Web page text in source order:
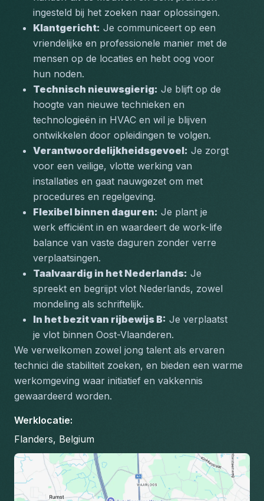
ingesteld bij het zoeken naar oplossingen.
Klantgericht: Je communiceert op een
vriendelijke en professionele manier met de
mensen op de locaties en hebt oog voor
hun noden.
Technisch nieuwsgierig: Je blijft op de
hoogte van nieuwe technieken en
technologieën in HVAC en wil je blijven
ontwikkelen door opleidingen te volgen.
Verantwoordelijkheidsgevoel: Je zorgt
voor een veilige, vlotte werking van
installaties en gaat nauwgezet om met
procedures en regelgeving.
Flexibel binnen daguren: Je plant je
werk efficiënt in en waardeert de work-life
balance van vaste daguren zonder verre
verplaatsingen.
Taalvaardig in het Nederlands: Je
spreekt en begrijpt vlot Nederlands, zowel
mondeling als schriftelijk.
In het bezit van rijbewijs B: Je verplaatst
je vlot binnen Oost-Vlaanderen.
We verwelkomen zowel jong talent als ervaren
technici die stabiliteit zoeken, en bieden een warme
werkomgeving waar initiatief en vakkennis
gewaardeerd worden.
Werklocatie:
Flanders, Belgium